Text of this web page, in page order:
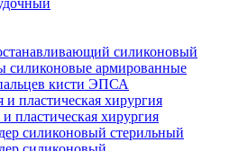
силиконовый
силиконовые армированные
кисти ЭПСА
и пластическая хирургия
пластическая хирургия
силиконовый стерильный